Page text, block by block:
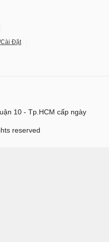
Đặt
10 - Tp.HCM cấp ngày
reserved